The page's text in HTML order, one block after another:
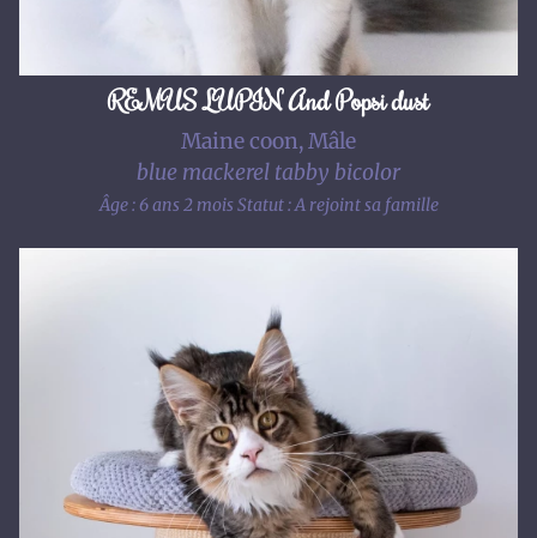
REMUS LUPIN And Popsi dust
Maine coon, Mâle
blue mackerel tabby bicolor
Âge : 6 ans 2 moisStatut : A rejoint sa famille